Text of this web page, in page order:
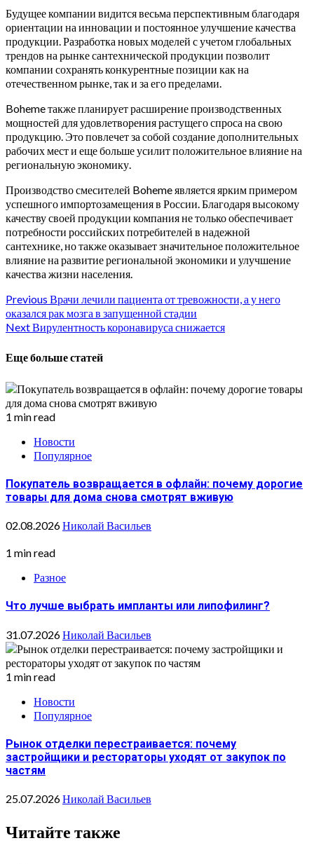
Будущее компании видится весьма перспективным благодаря
ориентации на инновации и постоянное улучшение качества
продукции. Разработка новых моделей с учетом глобальных
трендов на рынке сантехнической продукции позволит
компании сохранять конкурентные позиции как на
отечественном рынке, так и за его пределами.
Boheme также планирует расширение производственных
мощностей для удовлетворения растущего спроса на свою
продукцию. Это повлечет за собой создание дополнительных
рабочих мест и еще больше усилит положительное влияние на
региональную экономику.
Производство смесителей Boheme является ярким примером
успешного импортозамещения в России. Благодаря высокому
качеству своей продукции компания не только обеспечивает
потребности российских потребителей в надежной
сантехнике, но также оказывает значительное положительное
влияние на развитие региональной экономики и улучшение
качества жизни населения.
Continue
Reading
Previous Врачи лечили пациента от тревожности, а у него
оказался рак мозга в запущенной стадии
NextВирулентность коронавируса снижается
Еще больше статей
1 min read
Новости
Популярное
Покупатель возвращается в офлайн: почему дорогие
товары для дома снова смотрят вживую
02.08.2026Николай Васильев
1 min read
Разное
Что лучше выбрать импланты или липофилинг?
31.07.2026Николай Васильев
1 min read
Новости
Популярное
Рынок отделки перестраивается: почему
застройщики и рестораторы уходят от закупок по
частям
25.07.2026Николай Васильев
Читайте также